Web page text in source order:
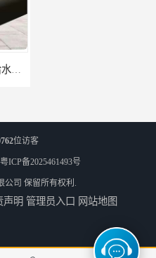
HDPE电力管 HDPE顶管电缆管保护套管
位访客
粤ICP备2025461493号
公司 保留所有权利.
声明 管理员入口 网站地图